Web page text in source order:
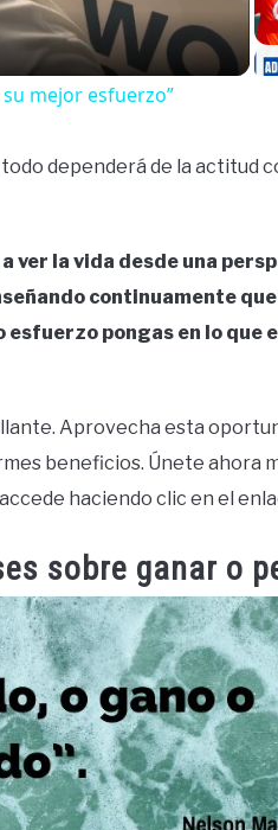
mejor esfuerzo”
dependerá de la actitud
ver la vida desde una
continuamente
pongas en lo que
Aprovecha esta
beneficios. Únete ahora
haciendo clic en el
sobre ganar o